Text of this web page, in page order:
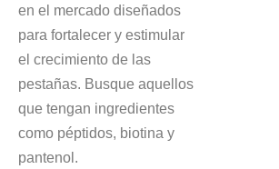
en el mercado diseñados
para fortalecer y estimular
el crecimiento de las
pestañas. Busque aquellos
que tengan ingredientes
como péptidos, biotina y
pantenol.